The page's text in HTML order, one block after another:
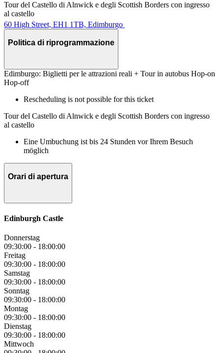
Tour del Castello di Alnwick e degli Scottish Borders con ingresso
al castello
60 High Street, EH1 1TB, Edimburgo
Politica di riprogrammazione
Edimburgo: Biglietti per le attrazioni reali + Tour in autobus Hop-on
Hop-off
Rescheduling is not possible for this ticket
Tour del Castello di Alnwick e degli Scottish Borders con ingresso
al castello
Eine Umbuchung ist bis 24 Stunden vor Ihrem Besuch
möglich
Orari di apertura
Edinburgh Castle
Donnerstag
09:30:00 - 18:00:00
Freitag
09:30:00 - 18:00:00
Samstag
09:30:00 - 18:00:00
Sonntag
09:30:00 - 18:00:00
Montag
09:30:00 - 18:00:00
Dienstag
09:30:00 - 18:00:00
Mittwoch